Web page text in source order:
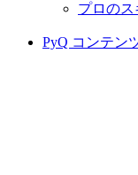
プロのス
PyQ コンテン